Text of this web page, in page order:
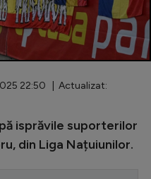
22:50 | Actualizat:
isprăvile suporterilor
din Liga Națuiunilor.